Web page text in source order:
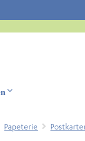
Papeterie